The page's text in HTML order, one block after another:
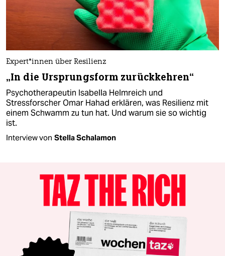
Ex­per­t*in­nen über Resilienz
„In die Ursprungsform zurückkehren“
Psychotherapeutin Isabella Helmreich und
Stressforscher Omar Hahad erklären, was Resilienz mit
einem Schwamm zu tun hat. Und warum sie so wichtig
ist.
Interview von Stella Schalamon